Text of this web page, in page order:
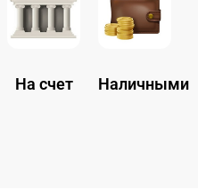
На счет Наличными